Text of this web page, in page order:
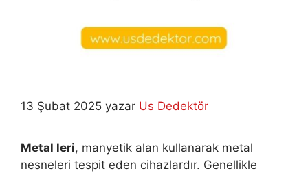
13 Şubat 2025 yazar Us Dedektör
Metal leri, manyetik alan kullanarak metal
nesneleri tespit eden cihazlardır. Genellikle